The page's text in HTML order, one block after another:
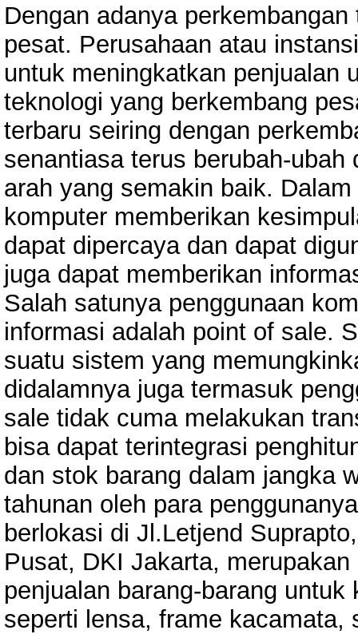
Dengan adanya
pesat. Perusahaan atau
untuk meningkatkan penjualan
teknologi yang berkembang
terbaru seiring dengan
senantiasa terus berubah-
arah yang semakin baik.
komputer memberikan
dapat dipercaya dan dapat
juga dapat memberikan
Salah satunya penggunaan
informasi adalah point of sale.
suatu sistem yang
didalamnya juga termasuk
sale tidak cuma melakukan
bisa dapat terintegrasi
dan stok barang dalam jangka
tahunan oleh para
berlokasi di Jl.Letjend
Pusat, DKI Jakarta,
penjualan barang-barang
seperti lensa, frame